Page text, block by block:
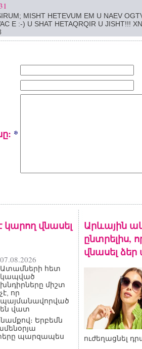
MISHT HETEVUM EM U NAEV
E :-) U SHAT HETAQRQIR U JISHT!!!
*
կարող վնասել
07.08.2026
Ատամների հետ
կապված
խնդիրները միշտ
չէ, որ
պայմանավորված
են վատ
Երբեմն
պարզապես
Արևային
ընտրելիս,
վնասել ձեր
ուժեղացնել